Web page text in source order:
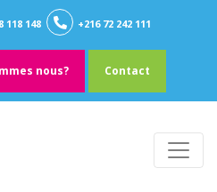
118 148 +216 72 242 111
nous? Contact